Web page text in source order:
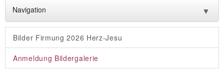
Navigation ▼
Glauben entdecken
Bilder Firmung 2026 Herz-Jesu
Anmeldung Bildergalerie